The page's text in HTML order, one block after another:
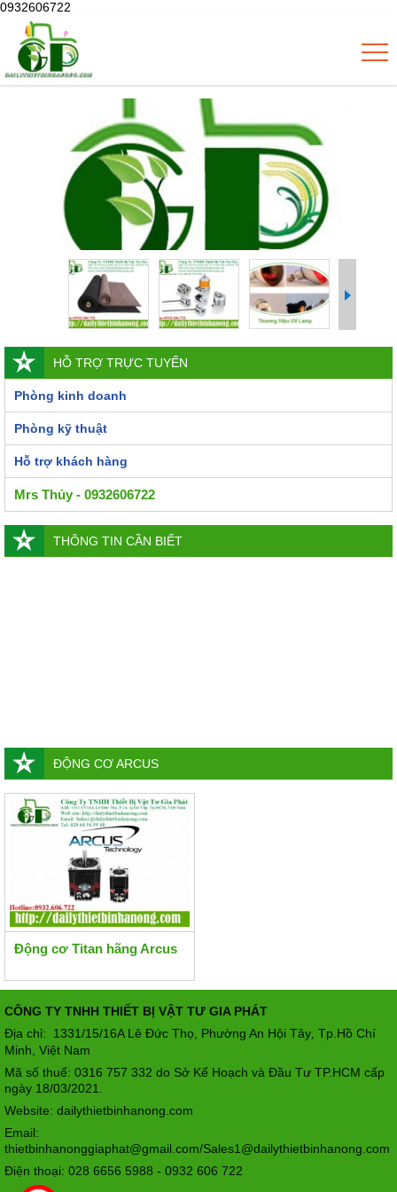
0932606722
HỖ TRỢ TRỰC TUYẾN
Phòng kinh doanh
Phòng kỹ thuật
Hỗ trợ khách hàng
Mrs Thủy - 0932606722
THÔNG TIN CẦN BIẾT
ĐỘNG CƠ ARCUS
Động cơ Titan hãng Arcus
CÔNG TY TNHH THIẾT BỊ VẬT TƯ GIA PHÁT
Địa chỉ: 1331/15/16A Lê Đức Thọ, Phường An Hội Tây Tp.Hồ Chí
Minh, Việt Nam
Mã số thuế: 0316 757 332 do Sở Kế Hoạch và Đầu Tư TP.HCM cấp
ngày 18/03/2021.
Website: dailythietbinhanong.com
Email:
thietbinhanonggiaphat@gmail.com/Sales1@dailythietbinhanong.com
Điện thoại: 028 6656 5988 - 0932 606 722